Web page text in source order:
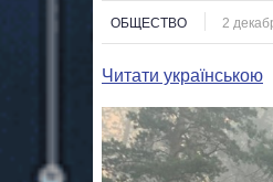
ОБЩЕСТВО 2
Читати українською